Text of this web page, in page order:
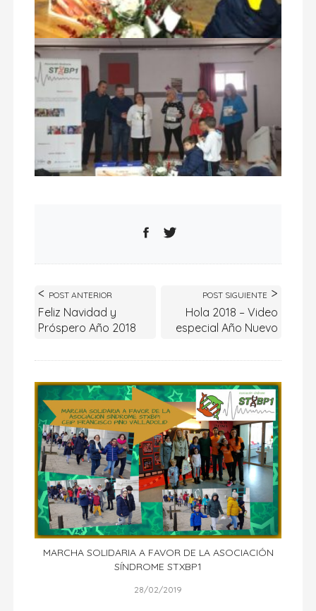
POST ANTERIOR
Feliz Navidad y
Próspero Año 2018
POST SIGUIENTE
Hola 2018 – Video
especial Año Nuevo
MARCHA SOLIDARIA A FAVOR DE LA ASOCIACIÓN
SÍNDROME STXBP1
28/02/2019